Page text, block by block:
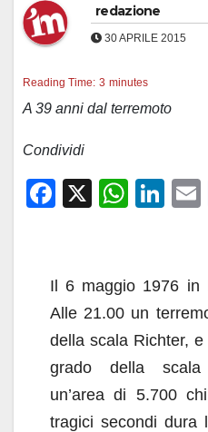
redazione
30 APRILE 2015
Reading Time: 3 minutes
A 39 anni dal terremoto
Condividi
F
e
b
o
o
k
X
W
s
A
p
p
Li
e
dI
n
Il 6 maggio 1976 in
Alle 21.00 un
della scala Richter,
grado della scala
un’area di 5.700
tragici secondi dura